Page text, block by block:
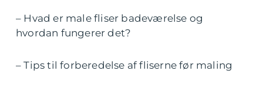
– Hvad er male fliser badeværelse og
hvordan fungerer det?
– Tips til forberedelse af fliserne før maling